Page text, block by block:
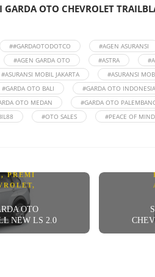
GARDA OTO CHEVROLET
##GARDAOTODOTCO #AGEN ASURANSI
#AGEN GARDA OTO #ASTRA
#ASURANSI MOBIL JAKARTA #ASURANSI
#GARDA OTO BALI #GARDA OTO INDONESIA
OTO MEDAN #GARDA OTO
#OTO SALES #PEACE OF MIND
,PREMI
,
OTO
NEW LS 2.0